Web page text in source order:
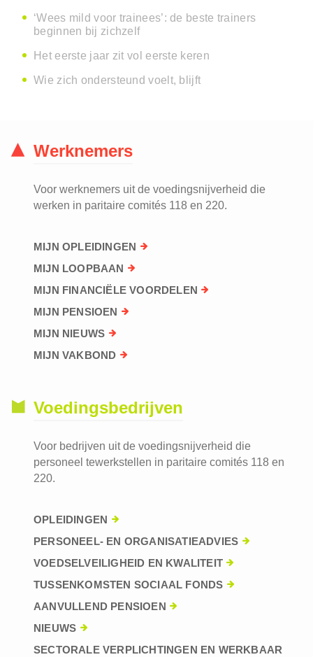
‘Wees mild voor trainees’: de beste trainers
beginnen bij zichzelf
Het eerste jaar zit vol eerste keren
Wie zich ondersteund voelt, blijft
Werknemers
Voor werknemers uit de voedingsnijverheid die
werken in paritaire comités 118 en 220.
MIJN OPLEIDINGEN
MIJN LOOPBAAN
MIJN FINANCIËLE VOORDELEN
MIJN PENSIOEN
MIJN NIEUWS
MIJN VAKBOND
Voedingsbedrijven
Voor bedrijven uit de voedingsnijverheid die
personeel tewerkstellen in paritaire comités 118 en
220.
OPLEIDINGEN
PERSONEEL- EN ORGANISATIEADVIES
VOEDSELVEILIGHEID EN KWALITEIT
TUSSENKOMSTEN SOCIAAL FONDS
AANVULLEND PENSIOEN
NIEUWS
SECTORALE VERPLICHTINGEN EN WERKBAAR